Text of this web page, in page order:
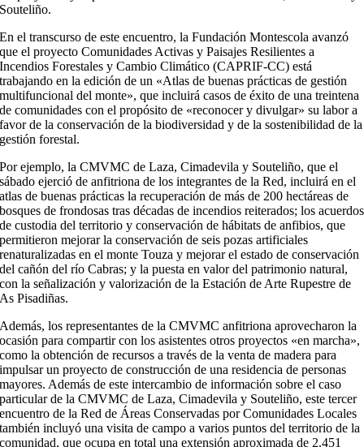
Souteliño.
En el transcurso de este encuentro, la Fundación Montescola avanzó
que el proyecto Comunidades Activas y Paisajes Resilientes a
Incendios Forestales y Cambio Climático (CAPRIF-CC) está
trabajando en la edición de un «Atlas de buenas prácticas de gestión
multifuncional del monte», que incluirá casos de éxito de una treintena
de comunidades con el propósito de «reconocer y divulgar» su labor a
favor de la conservación de la biodiversidad y de la sostenibilidad de la
gestión forestal.
Por ejemplo, la CMVMC de Laza, Cimadevila y Souteliño, que el
sábado ejerció de anfitriona de los integrantes de la Red, incluirá en el
atlas de buenas prácticas la recuperación de más de 200 hectáreas de
bosques de frondosas tras décadas de incendios reiterados; los acuerdos
de custodia del territorio y conservación de hábitats de anfibios, que
permitieron mejorar la conservación de seis pozas artificiales
renaturalizadas en el monte Touza y mejorar el estado de conservación
del cañón del río Cabras; y la puesta en valor del patrimonio natural,
con la señalización y valorización de la Estación de Arte Rupestre de
As Pisadiñas.
Además, los representantes de la CMVMC anfitriona aprovecharon la
ocasión para compartir con los asistentes otros proyectos «en marcha»,
como la obtención de recursos a través de la venta de madera para
impulsar un proyecto de construcción de una residencia de personas
mayores. Además de este intercambio de información sobre el caso
particular de la CMVMC de Laza, Cimadevila y Souteliño, este tercer
encuentro de la Red de Áreas Conservadas por Comunidades Locales
también incluyó una visita de campo a varios puntos del territorio de la
comunidad, que ocupa en total una extensión aproximada de 2.451